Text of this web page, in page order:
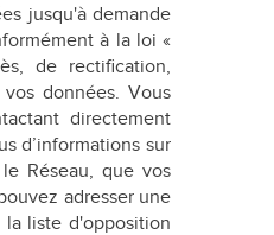
jusqu'à demande
à la loi «
de rectification,
données. Vous
directement
d’informations sur
Réseau, que vos
adresser une
la liste d'opposition